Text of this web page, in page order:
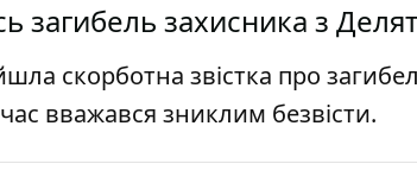
загибель захисника з
скорботна звістка про
вважався зниклим безвісти.